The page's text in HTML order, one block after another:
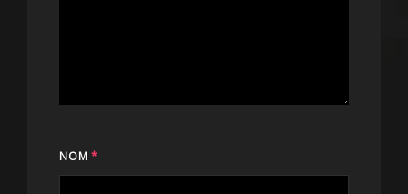
NOM*